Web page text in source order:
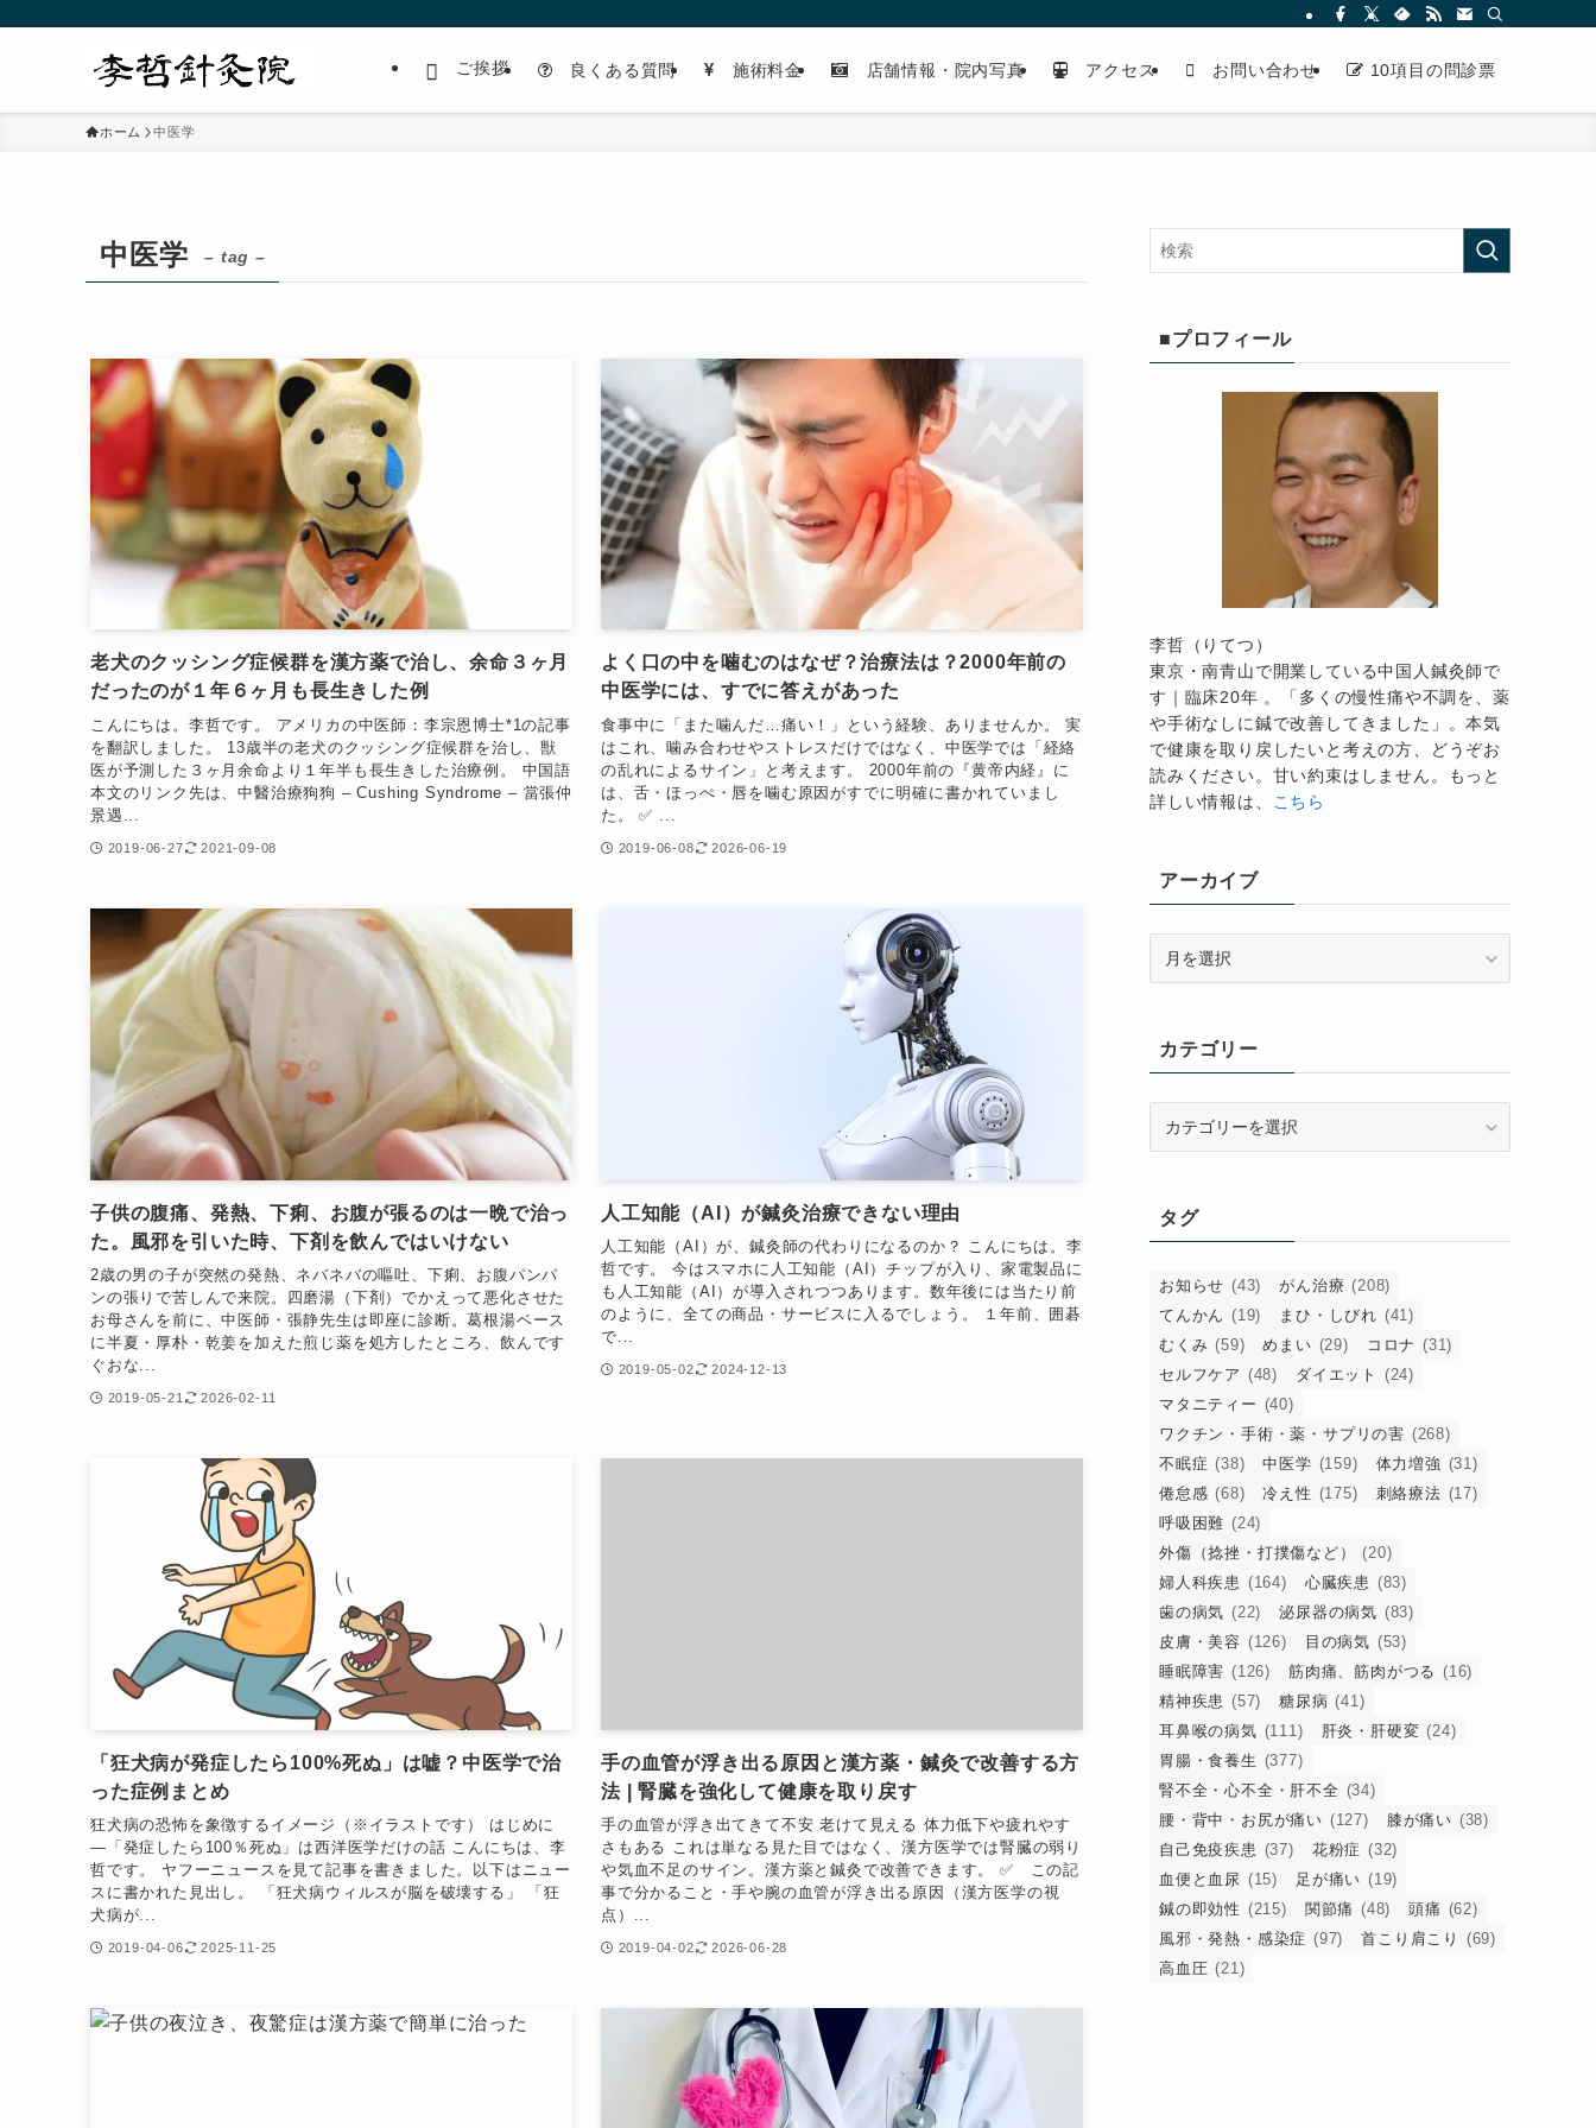
ご挨拶 良くある質問 施術料金 店舗情報・院内写真 アクセス お問い合わせ 10項目の問診票
ホーム 中医学
中医学 – tag –
老犬のクッシング症候群を漢方薬で治し、余命３ヶ月
だったのが１年６ヶ月も長生きした例
こんにちは。李哲です。 アメリカの中医師：李宗恩博士*1の記事
を翻訳しました。 13歳半の老犬のクッシング症候群を治し、獣
医が予測した３ヶ月余命より１年半も長生きした治療例。 中国語
本文のリンク先は、中醫治療狗狗 – Cushing Syndrome – 當張仲
景遇...
2019-06-27 2021-09-08
よく口の中を噛むのはなぜ？治療法は？2000年前の
中医学には、すでに答えがあった
食事中に「また噛んだ…痛い！」という経験、ありませんか。 実
はこれ、噛み合わせやストレスだけではなく、中医学では「経絡
の乱れによるサイン」と考えます。 2000年前の『黄帝内経』に
は、舌・ほっぺ・唇を噛む原因がすでに明確に書かれていまし
た。 ✅ ...
2019-06-08 2026-06-19
子供の腹痛、発熱、下痢、お腹が張るのは一晩で治っ
た。風邪を引いた時、下剤を飲んではいけない
2歳の男の子が突然の発熱、ネバネバの嘔吐、下痢、お腹パンパ
ンの張りで苦しんで来院。四磨湯（下剤）でかえって悪化させた
お母さんを前に、中医師・張静先生は即座に診断。葛根湯ベース
に半夏・厚朴・乾姜を加えた煎じ薬を処方したところ、飲んです
ぐおな...
2019-05-21 2026-02-11
人工知能（AI）が鍼灸治療できない理由
人工知能（AI）が、鍼灸師の代わりになるのか？ こんにちは。李
哲です。 今はスマホに人工知能（AI）チップが入り、家電製品に
も人工知能（AI）が導入されつつあります。数年後には当たり前
のように、全ての商品・サービスに入るでしょう。 １年前、囲碁
で...
2019-05-02 2024-12-13
「狂犬病が発症したら100%死ぬ」は嘘？中医学で治
った症例まとめ
狂犬病の恐怖を象徴するイメージ（※イラストです） はじめに
―「発症したら100％死ぬ」は西洋医学だけの話 こんにちは、李
哲です。 ヤフーニュースを見て記事を書きました。以下はニュー
スに書かれた見出し。 「狂犬病ウィルスが脳を破壊する」 「狂
犬病が...
2019-04-06 2025-11-25
手の血管が浮き出る原因と漢方薬・鍼灸で改善する方
法 | 腎臓を強化して健康を取り戻す
手の血管が浮き出てきて不安 老けて見える 体力低下や疲れやす
さもある これは単なる見た目ではなく、漢方医学では腎臓の弱り
や気血不足のサイン。漢方薬と鍼灸で改善できます。 ✅️ この記
事で分かること・手や腕の血管が浮き出る原因（漢方医学の視
点）...
2019-04-02 2026-06-28
■プロフィール
李哲（りてつ）
東京・南青山で開業している中国人鍼灸師で
す｜臨床20年 。「多くの慢性痛や不調を、薬
や手術なしに鍼で改善してきました」。本気
で健康を取り戻したいと考えの方、どうぞお
読みください。甘い約束はしません。もっと
詳しい情報は、 こちら
アーカイブ
ブカテゴリー
ータグ
お知らせ (43) がん治療 (208)
てんかん (19) まひ・しびれ (41)
むくみ (59) めまい (29) コロナ (31)
セルフケア (48) ダイエット
(24)
マタニティー (40)
ワクチン・手術・薬・サプリの害 (268)
不眠症 (38) 中医学 (159) 体力増強 (31)
倦怠感 (68) 冷え性 (175) 刺絡療法 (17)
呼吸困難 (24)
外傷（捻挫・打撲傷など）
(20)
婦人科疾患 (164) 心臓疾患 (83)
歯の病気 (22) 泌尿器の病気 (83)
皮膚・美容 (126) 目の病気 (53)
睡眠障害 (126) 筋肉痛、筋肉がつる (16)
精神疾患 (57) 糖尿病 (41)
耳鼻喉の病気 (111) 肝炎・肝硬変 (24)
胃腸・食養生 (377)
腎不全・心不全・肝不全 (34)
腰・背中・お尻が痛い (127) 膝が痛い (38)
自己免疫疾患 (37) 花粉症 (32)
血便と血尿 (15) 足が痛い (19)
鍼の即効性 (215) 関節痛 (48) 頭痛 (62)
風邪・発熱・感染症 (97) 首こり肩こり
(69)
高血圧 (21)